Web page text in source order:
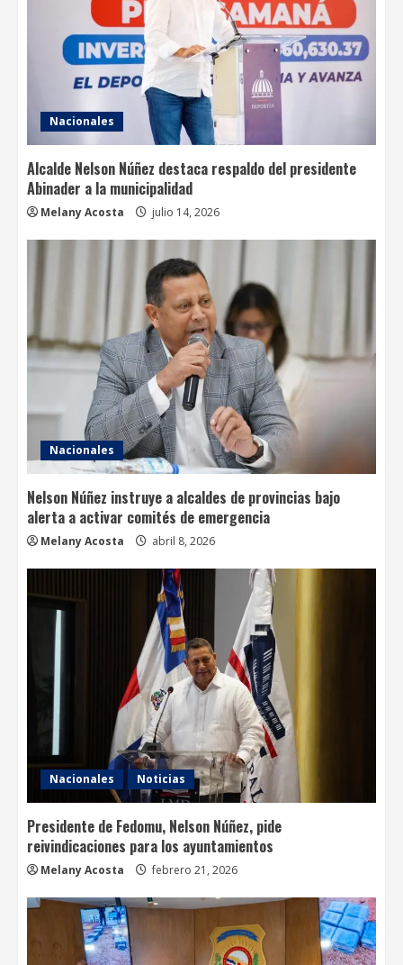
Nacionales
Alcalde Nelson Núñez destaca respaldo del presidente
Abinader a la municipalidad
Melany Acosta julio 14, 2026
Nacionales
Nelson Núñez instruye a alcaldes de provincias bajo
alerta a activar comités de emergencia
Melany Acosta abril 8, 2026
Nacionales Noticias
Presidente de Fedomu, Nelson Núñez, pide
reivindicaciones para los ayuntamientos
Melany Acosta febrero 21, 2026